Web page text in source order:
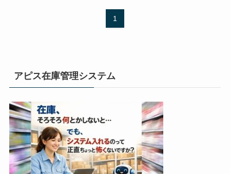
1
アピス在庫管理システム